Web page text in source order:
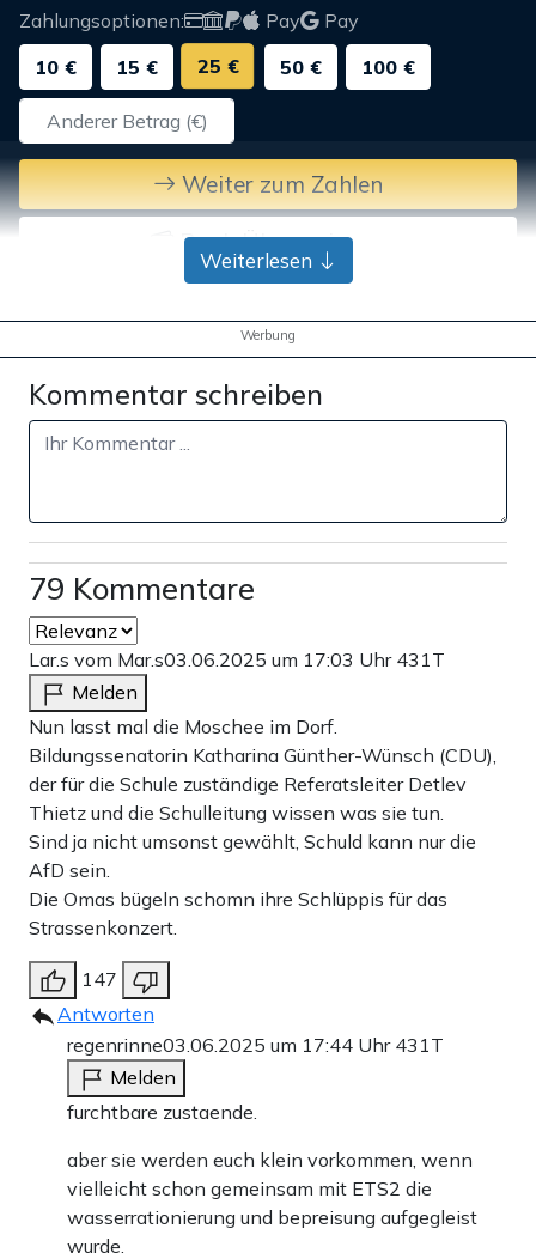
Zahlungsoptionen: Pay
Pay
10 €
15 € 25 € 50 € 100 €
Weiter zum Zahlen
Bank-Überweisung
Weiterlesen
Werbung
Kommentar schreiben
79 Kommentare
Lar.s vom Mar.s03.06.2025 um 17:03 Uhr 431T
Melden
Nun lasst mal die Moschee im Dorf.
Bildungssenatorin Katharina Günther-Wünsch (CDU),
der für die Schule zuständige Referatsleiter Detlev
Thietz und die Schulleitung wissen was sie tun.
Sind ja nicht umsonst gewählt, Schuld kann nur die
AfD sein.
Die Omas bügeln schomn ihre Schlüppis für das
Strassenkonzert.
147
Antworten
regenrinne03.06.2025 um 17:44 Uhr 431T
Melden
furchtbare zustaende.
aber sie werden euch klein vorkommen, wenn
vielleicht schon gemeinsam mit ETS2 die
wasserrationierung und bepreisung aufgegleist
wurde.